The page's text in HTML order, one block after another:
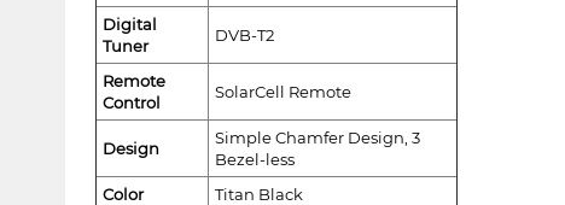
Digital
Tuner
DVB-T2
Remote
Control
SolarCell Remote
Design
Simple Chamfer Design, 3
Bezel-less
Color
Titan Black